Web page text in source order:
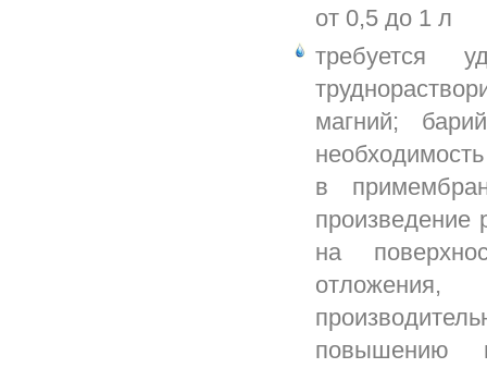
от 0,5 до 1 л
требуется
магний;
в
произведение
на
повышению